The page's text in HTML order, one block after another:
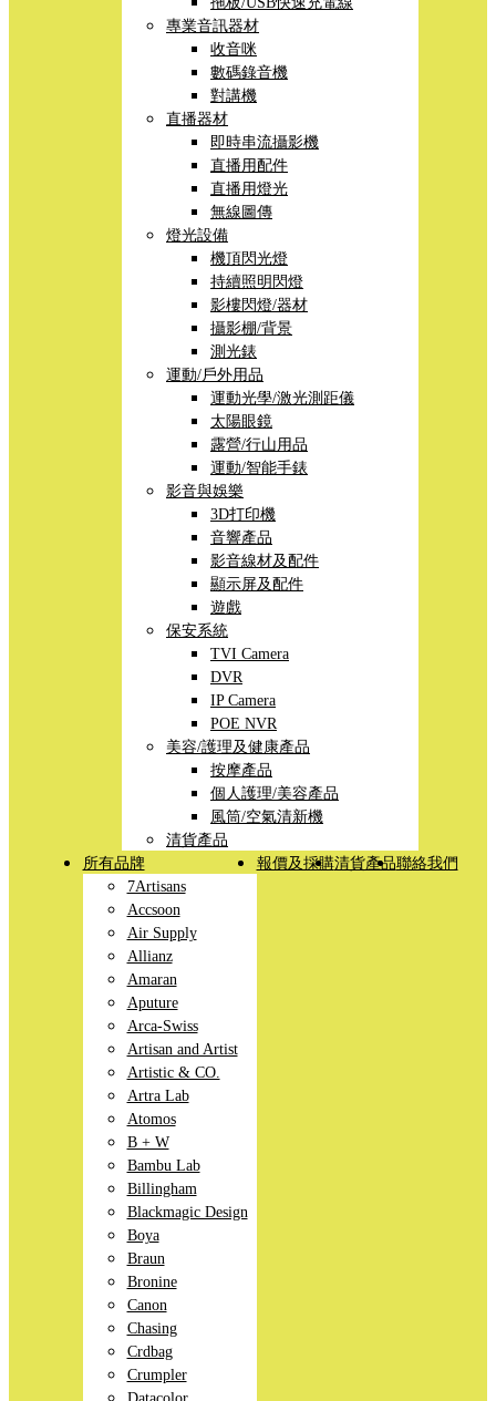
專業音訊器材
收音咪
數碼錄音機
對講機
直播器材
即時串流攝影機
直播用配件
直播用燈光
無線圖傳
燈光設備
機頂閃光燈
持續照明閃燈
影樓閃燈/器材
攝影棚/背景
測光錶
運動/戶外用品
運動光學/激光測距儀
太陽眼鏡
露營/行山用品
運動/智能手錶
影音與娛樂
3D打印機
音響產品
影音線材及配件
顯示屏及配件
遊戲
保安系統
TVI Camera
DVR
IP Camera
POE NVR
美容/護理及健康產品
按摩產品
個人護理/美容產品
風筒/空氣清新機
清貨產品
所有品牌
7Artisans
Accsoon
Air Supply
Allianz
Amaran
Aputure
Arca-Swiss
Artisan and Artist
Artistic & CO.
Artra Lab
Atomos
B + W
Bambu Lab
Billingham
Blackmagic Design
Boya
Braun
Bronine
Canon
Chasing
Crdbag
Crumpler
報價及採購清貨產品聯絡我們